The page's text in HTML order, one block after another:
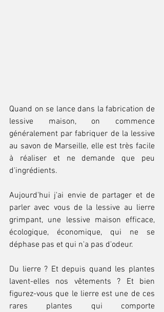
Quand on se lance dans la fabrication de
lessive maison, on commence
généralement par fabriquer de la lessive
au savon de Marseille, elle est très facile
à réaliser et ne demande que peu
d'ingrédients.
Aujourd'hui j'ai envie de partager et de
parler avec vous de la lessive au lierre
grimpant, une lessive maison efficace,
écologique, économique, qui ne se
déphase pas et qui n'a pas d'odeur.
Du lierre ? Et depuis quand les plantes
lavent-elles nos vêtements ? Et bien
figurez-vous que le lierre est une de ces
rares plantes qui comporte